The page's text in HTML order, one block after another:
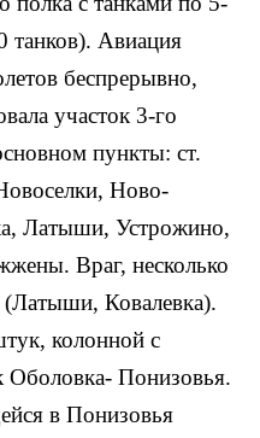
Авиация
беспрерывно,
участок 3-го
пункты: ст.
Ново-
Латыши, Устрожино,
Враг, несколько
(Латыши, Ковалевка).
колонной с
Понизовья.
в Понизовья